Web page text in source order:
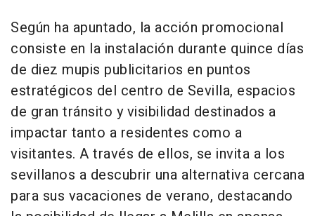
Según ha apuntado, la acción promocional
consiste en la instalación durante quince días
de diez mupis publicitarios en puntos
estratégicos del centro de Sevilla, espacios
de gran tránsito y visibilidad destinados a
impactar tanto a residentes como a
visitantes. A través de ellos, se invita a los
sevillanos a descubrir una alternativa cercana
para sus vacaciones de verano, destacando